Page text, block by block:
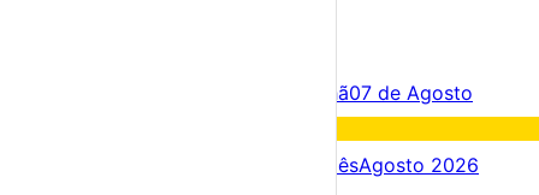
Amanhã07 de Agosto
Este mêsAgosto 2026